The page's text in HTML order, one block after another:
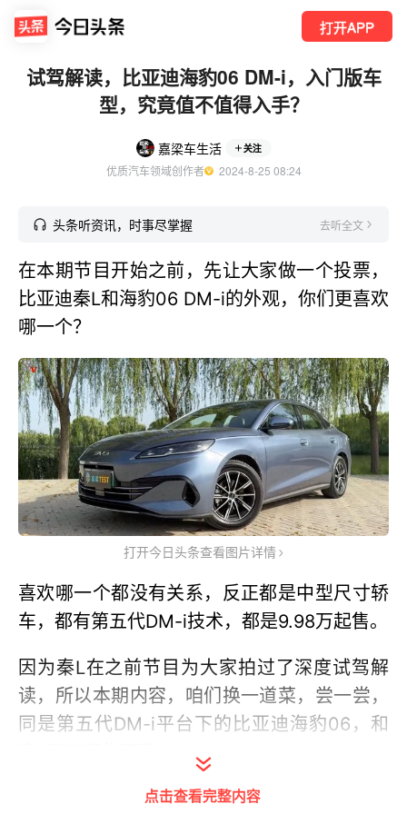
打开APP
试驾解读，比亚迪海豹06 DM-i，入门版车
型，究竟值不值得入手？
嘉梁车生活 关注
优质汽车领域创作者
  2024-8-25 08:24
头条听资讯，时事尽掌握 去听全文
在本期节目开始之前，先让大家做一个投票，
比亚迪秦L和海豹06 DM-i的外观，你们更喜欢
哪一个？
打开今日头条查看图片详情
喜欢哪一个都没有关系，反正都是中型尺寸轿
车，都有第五代DM-i技术，都是9.98万起售。
因为秦L在之前节目为大家拍过了深度试驾解
读，所以本期内容，咱们换一道菜，尝一尝，
同是第五代DM-i平台下的比亚迪海豹06，和
点击查看完整内容